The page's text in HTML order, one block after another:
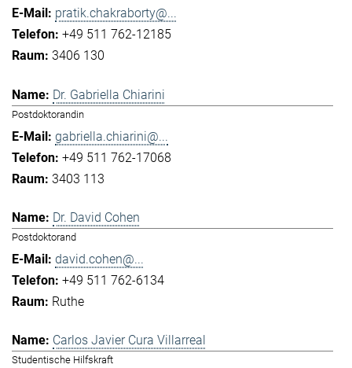
pratik.chakraborty@...
+49 511 762-12185
3406 130
Dr. Gabriella Chiarini
Postdoktorandin
gabriella.chiarini@...
+49 511 762-17068
3403 113
Dr. David Cohen
Postdoktorand
david.cohen@...
+49 511 762-6134
Ruthe
Carlos Javier Cura Villarreal
Studentische Hilfskraft